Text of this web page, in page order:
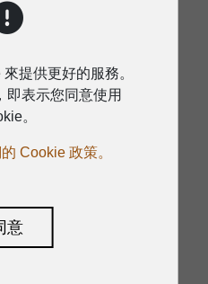
發送，用於內部效
组总线（GR）1/2、
4及主L-R匯流排
果器，附100種預設
12通道
提供更好的服務。
即表示您同意使用
。
Cookie 政策。
意